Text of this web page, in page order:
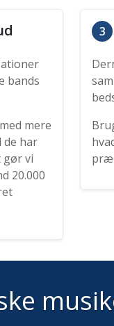
bands
mere
de har
gør vi
20.000
3